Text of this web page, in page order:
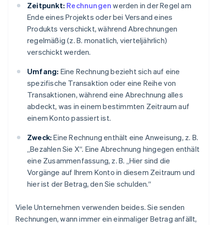
Zeitpunkt: Rechnungen werden in der Regel am
Ende eines Projekts oder bei Versand eines
Produkts verschickt, während Abrechnungen
regelmäßig (z. B. monatlich, vierteljährlich)
verschickt werden.
Umfang: Eine Rechnung bezieht sich auf eine
spezifische Transaktion oder eine Reihe von
Transaktionen, während eine Abrechnung alles
abdeckt, was in einem bestimmten Zeitraum auf
einem Konto passiert ist.
Zweck: Eine Rechnung enthält eine Anweisung, z. B.
„Bezahlen Sie X“. Eine Abrechnung hingegen enthält
eine Zusammenfassung, z. B. „Hier sind die
Vorgänge auf Ihrem Konto in diesem Zeitraum und
hier ist der Betrag, den Sie schulden.“
Viele Unternehmen verwenden beides. Sie senden
Rechnungen, wann immer ein einmaliger Betrag anfällt,